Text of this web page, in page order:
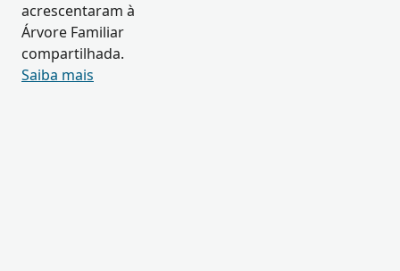
acrescentaram à
Árvore Familiar
compartilhada.
Saiba mais